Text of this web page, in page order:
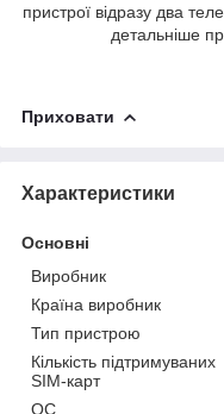
пристрої відразу два
детальніше
Приховати
Характеристики
Основні
Виробник
Країна виробник
Тип пристрою
Кількість підтримуваних
SIM-карт
ОС